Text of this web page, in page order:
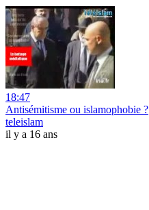
18:47
Antisémitisme ou islamophobie ?
teleislam
il y a 16 ans